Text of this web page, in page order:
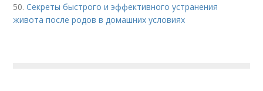
50.Секреты быстрого и эффективного устранения
живота после родов в домашних условиях